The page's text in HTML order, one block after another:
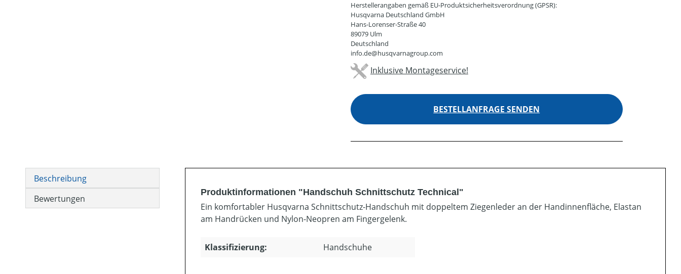
Herstellerangaben gemäß EU-Produktsicherheitsverordnung (GPSR):
Husqvarna Deutschland GmbH
Hans-Lorenser-Straße 40
89079 Ulm
Deutschland
info.de@husqvarnagroup.com
Inklusive Montageservice!
BESTELLANFRAGE SENDEN
Beschreibung
Bewertungen
Produktinformationen "Handschuh Schnittschutz Technical"
Ein komfortabler Husqvarna Schnittschutz-Handschuh mit doppeltem Ziegenleder an der Handinnenfläche, Elastan
am Handrücken und Nylon-Neopren am Fingergelenk.
Klassifizierung: Handschuhe